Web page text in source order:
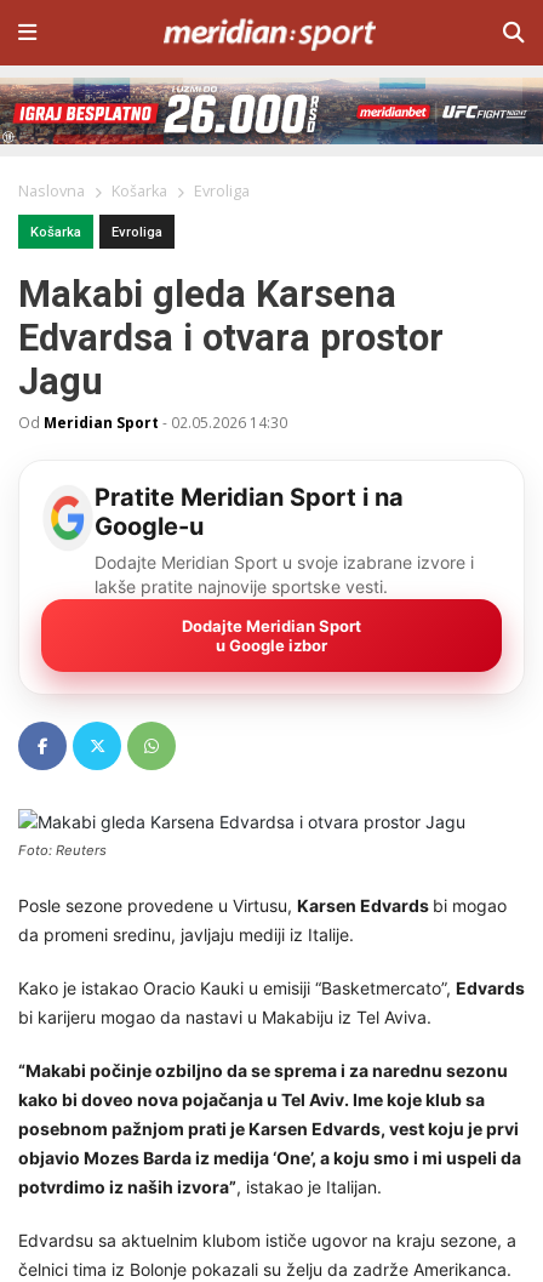
Naslovna Košarka Evroliga
Košarka Evroliga
Makabi gleda Karsena
Edvardsa i otvara prostor
Jagu
Od Meridian Sport - 02.05.2026 14:30
Pratite Meridian Sport i na
Google-u
Dodajte Meridian Sport u svoje izabrane izvore i
lakše pratite najnovije sportske vesti.
Dodajte Meridian Sport
u Google izbor
Foto: Reuters
Posle sezone provedene u Virtusu, Karsen Edvards bi mogao
da promeni sredinu, javljaju mediji iz Italije.
Kako je istakao Oracio Kauki u emisiji “Basketmercato”, Edvards
bi karijeru mogao da nastavi u Makabiju iz Tel Aviva.
“Makabi počinje ozbiljno da se sprema i za narednu sezonu
kako bi doveo nova pojačanja u Tel Aviv. Ime koje klub sa
posebnom pažnjom prati je Karsen Edvards, vest koju je prvi
objavio Mozes Barda iz medija ‘One’, a koju smo i mi uspeli da
potvrdimo iz naših izvora”, istakao je Italijan.
Edvardsu sa aktuelnim klubom ističe ugovor na kraju sezone, a
čelnici tima iz Bolonje pokazali su želju da zadrže Amerikanca.